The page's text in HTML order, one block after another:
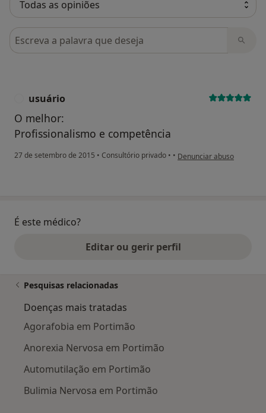
Pesquisar em opiniões
usuário
O melhor:
Profissionalismo e competência
27 de setembro de 2015 • Consultório privado • • na opinião do utilizador
Denunciar abuso
É este médico?
Editar ou gerir perfil
Pesquisas relacionadas
Doenças mais tratadas
Agorafobia em Portimão
Anorexia Nervosa em Portimão
Automutilação em Portimão
Bulimia Nervosa em Portimão